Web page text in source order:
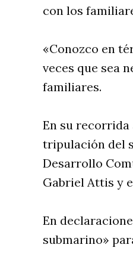
con los
«Conozco en
veces que sea
familiares.
En su recorrida
tripulación del
Desarrollo
Gabriel Attis y
En
submarino»